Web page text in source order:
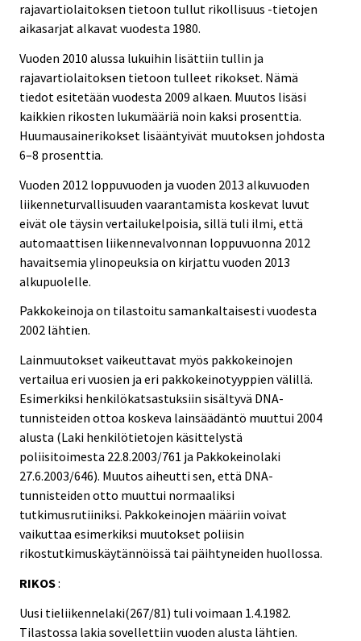
rajavartiolaitoksen tietoon tullut rikollisuus -tietojen
aikasarjat alkavat vuodesta 1980.
Vuoden 2010 alussa lukuihin lisättiin tullin ja
rajavartiolaitoksen tietoon tulleet rikokset. Nämä
tiedot esitetään vuodesta 2009 alkaen. Muutos lisäsi
kaikkien rikosten lukumääriä noin kaksi prosenttia.
Huumausainerikokset lisääntyivät muutoksen johdosta
6–8 prosenttia.
Vuoden 2012 loppuvuoden ja vuoden 2013 alkuvuoden
liikenneturvallisuuden vaarantamista koskevat luvut
eivät ole täysin vertailukelpoisia, sillä tuli ilmi, että
automaattisen liikennevalvonnan loppuvuonna 2012
havaitsemia ylinopeuksia on kirjattu vuoden 2013
alkupuolelle.
Pakkokeinoja on tilastoitu samankaltaisesti vuodesta
2002 lähtien.
Lainmuutokset vaikeuttavat myös pakkokeinojen
vertailua eri vuosien ja eri pakkokeinotyyppien välillä.
Esimerkiksi henkilökatsastuksiin sisältyvä DNA-
tunnisteiden ottoa koskeva lainsäädäntö muuttui 2004
alusta (Laki henkilötietojen käsittelystä
poliisitoimesta 22.8.2003/761 ja Pakkokeinolaki
27.6.2003/646). Muutos aiheutti sen, että DNA-
tunnisteiden otto muuttui normaaliksi
tutkimusrutiiniksi. Pakkokeinojen määriin voivat
vaikuttaa esimerkiksi muutokset poliisin
rikostutkimuskäytännöissä tai päihtyneiden huollossa.
RIKOS:
Uusi tieliikennelaki(267/81) tuli voimaan 1.4.1982.
Tilastossa lakia sovellettiin vuoden alusta lähtien.